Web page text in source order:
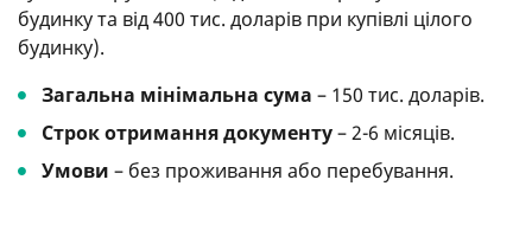
будинку та від 400 тис. доларів при купівлі цілого
будинку).
Загальна мінімальна сума – 150 тис. доларів.
Строк отримання документу– 2-6 місяців.
Умови – без проживання або перебування.